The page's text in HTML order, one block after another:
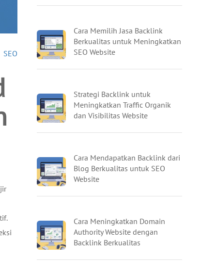
SEO
Cara Memilih Jasa Backlink
Berkualitas untuk Meningkatkan
SEO Website
Strategi Backlink untuk
Meningkatkan Traffic Organik
dan Visibilitas Website
Cara Mendapatkan Backlink dari
Blog Berkualitas untuk SEO
Website
Cara Meningkatkan Domain
Authority Website dengan
Backlink Berkualitas